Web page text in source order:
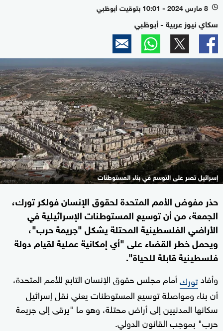
l 8 مارس 2024 - 10:01 بتوقيت أبوظبي
سكاي نيوز عربية - أبوظبي
إسرائيل تصر على التوسع في بناء المستوطنات
حذر مفوض الأمم المتحدة لحقوق الإنسان فولكر تورك،
الجمعة، من أن توسيع المستوطنات الإسرائيلية في
الأراضي الفلسطينية المحتلة يشكل "جريمة حرب"،
ويحمل خطر القضاء على "أي إمكانية عملية لقيام دولة
فلسطينية قابلة للحياة".
وأفادتوركأمام مجلس حقوق الإنسان التابع للأمم المتحدة،
أن بناء ومواصلة توسيع المستوطنات يعني نقل إسرائيل
سكانها المدنيين إلى أراض محتلة، وهو ما "يرقى إلى جريمة
حرب" بموجب القانون الدولي.